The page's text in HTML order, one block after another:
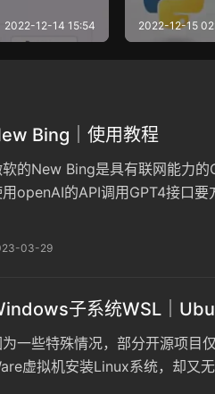
2022-12-14 15:54 2022-12-15
Bing｜使用教程
的New Bing是具有联网能力
openAI的API调用GPT4接口
03-29
子系统WSL｜
为一些特殊情况，部分开源项目
虚拟机安装Linux系统，却又